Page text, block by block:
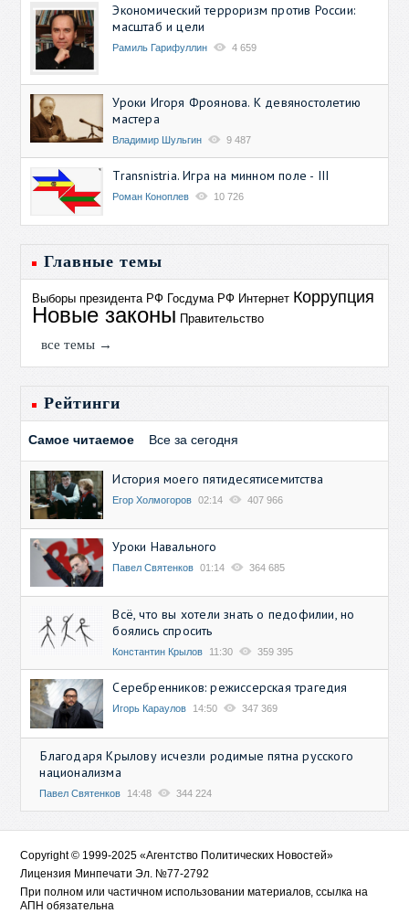
Экономический терроризм против России:
масштаб и цели
Рамиль Гарифуллин 4 659
Уроки Игоря Фроянова. К девяностолетию
мастера
Владимир Шульгин 9 487
Transnistria. Игра на минном поле - III
Роман Коноплев 10 726
Главные темы
Выборы президента РФ Госдума РФ Интернет Коррупция
Новые законы Правительство
все темы →
Рейтинги
Самое читаемое Все за сегодня
История моего пятидесятисемитства
Егор Холмогоров 02:14 407 966
Уроки Навального
Павел Святенков 01:14 364 685
Всё, что вы хотели знать о педофилии, но
боялись спросить
Константин Крылов 11:30 359 395
Серебренников: режиссерская трагедия
Игорь Караулов 14:50 347 369
Благодаря Крылову исчезли родимые пятна русского
национализма
Павел Святенков 14:48 344 224
Copyright © 1999-2025 «Агентство Политических Новостей»
Лицензия Минпечати Эл. №77-2792
При полном или частичном использовании материалов, ссылка на
АПН обязательна